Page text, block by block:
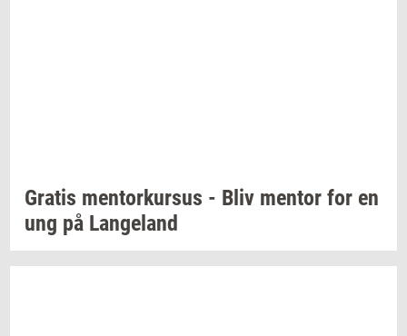
Gra­tis men­tor­kur­sus - Bliv men­tor for en
ung på Lan­geland